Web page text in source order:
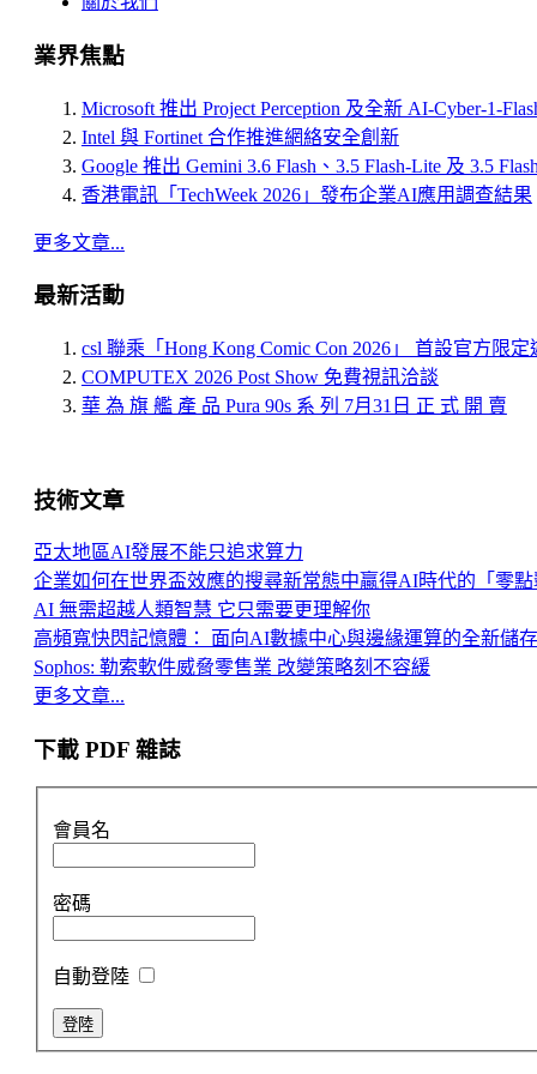
業界焦點
Microsoft 推出 Project Perception 及全新 AI-Cyber-1-
Intel 與 Fortinet 合作推進網絡安全創新
Google 推出 Gemini 3.6 Flash、3.5 Flash-Lite 及 3.5
香港電訊「TechWeek 2026」發布企業AI應用調查結果
更多文章...
最新活動
csl 聯乘「Hong Kong Comic Con 2026」 首設官方限定
COMPUTEX 2026 Post Show 免費視訊洽談
華 為 旗 艦 產 品 Pura 90s 系 列 7月31日 正 式 開 賣
技術文章
亞太地區AI發展不能只追求算力
企業如何在世界盃效應的搜尋新常態中贏得AI時代的「零點
AI 無需超越人類智慧 它只需要更理解你
高頻寬快閃記憶體： 面向AI數據中心與邊緣運算的全新儲
Sophos: 勒索軟件威脅零售業 改變策略刻不容緩
更多文章...
下載 PDF 雜誌
會員名
密碼
自動登陸